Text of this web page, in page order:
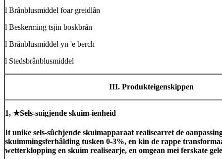
l Brânblusmiddel foar greidlân
l Beskerming tsjin boskbrân
l Brânblusmiddel yn 'e berch
l Stedsbrânblusmiddel
III. Produkteigenskippen
1, ★Sels-suigjende skuim-ienheid
It unike sels-sûchjende skuimapparaat realisearret de
skuimmingsferhâlding tusken 0-3%, en kin de rappe
wetterklopping en skuim realisearje, en omgean mei ferskate